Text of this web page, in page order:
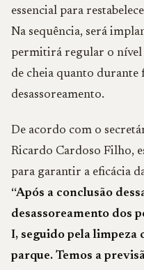
essencial para
Na sequência, será
permitirá regular o nível
de cheia quanto durante
desassoreamento.
De acordo com o
Ricardo Cardoso Filho,
para garantir a eficácia
“Após a conclusão
desassoreamento dos
I, seguido pela limpeza
parque. Temos a